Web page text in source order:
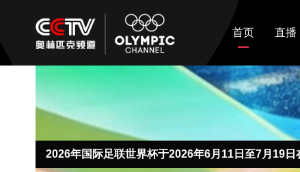
首页 直播
2026年国际足联世界杯于2026年6月11日至7月19日